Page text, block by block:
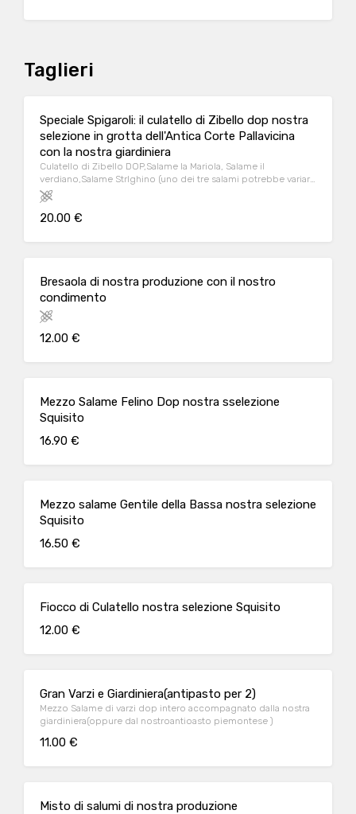
Taglieri
Speciale Spigaroli: il culatello di Zibello dop nostra
selezione in grotta dell'Antica Corte Pallavicina
con la nostra giardiniera
Culatello di Zibello DOP,Salame la Mariola, Salame il
verdiano,Salame Strlghino (uno dei tre salami potrebbe variara
con Il Gentile o il Cresponetto seconzo disponiblità) ,
dall'universo di Massimo spigaroli nostra selezione con targa
nella cantina dell'Antica Corte Pallavicina accompagnata dalla
piemontese)
20.00 €
Bresaola di nostra produzione con il nostro
condimento
12.00 €
Mezzo Salame Felino Dop nostra sselezione
Squisito
16.90 €
Mezzo salame Gentile della Bassa nostra selezione
Squisito
16.50 €
Fiocco di Culatello nostra selezione Squisito
12.00 €
Gran Varzi e Giardiniera(antipasto per 2)
Mezzo Salame di varzi dop intero accompagnato dalla nostra
giardiniera(oppure dal nostroantioasto piemontese )
11.00 €
Misto di salumi di nostra produzione